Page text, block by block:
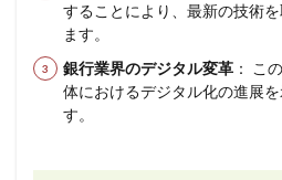
することにより、最新の技術
ます。
銀行業界のデジタル変革 ： こ
体におけるデジタル化の進展
す。